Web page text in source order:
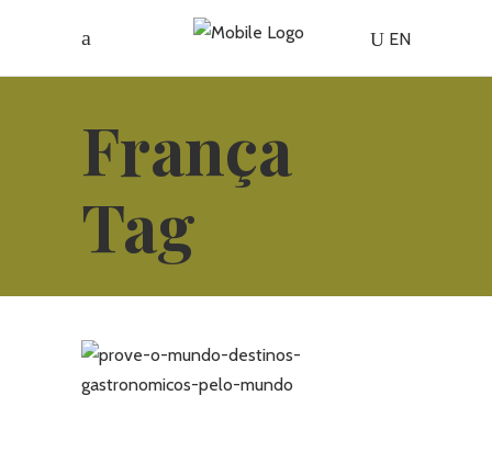
EN
França
Tag